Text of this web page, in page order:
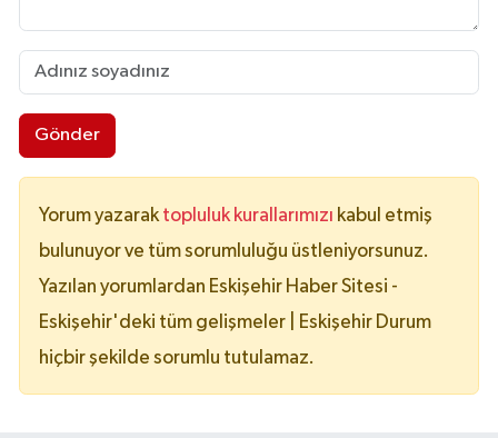
Gönder
Yorum yazarak topluluk kurallarımızı kabul etmiş
bulunuyor ve tüm sorumluluğu üstleniyorsunuz.
Yazılan yorumlardan Eskişehir Haber Sitesi -
Eskişehir'deki tüm gelişmeler | Eskişehir Durum
hiçbir şekilde sorumlu tutulamaz.